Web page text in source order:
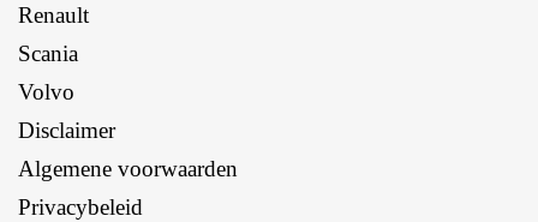
Renault
Scania
Volvo
Disclaimer
Algemene voorwaarden
Privacybeleid